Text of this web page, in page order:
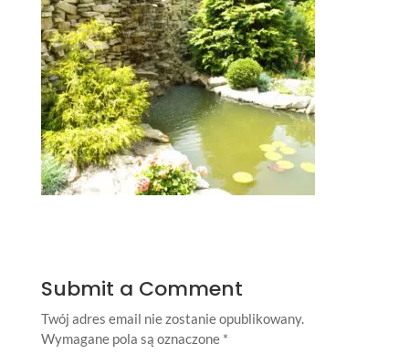
Submit a Comment
Twój adres email nie zostanie opublikowany.
Wymagane pola są oznaczone *